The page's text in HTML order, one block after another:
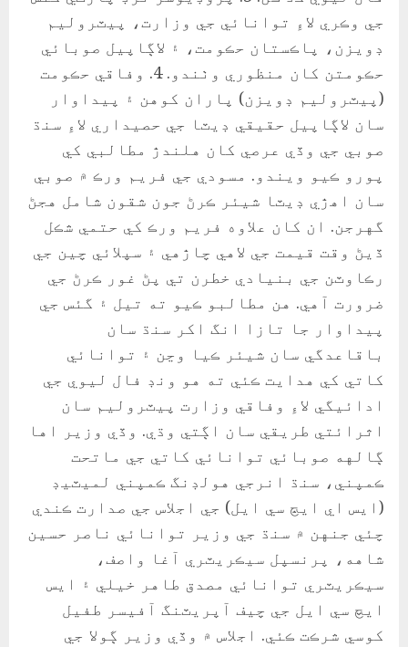
جي وڪري لاءِ توانائي جي وزارت، پيٽروليم
ڊويزن، پاڪستان حڪومت، ۽ لاڳاپيل صوبائي
حڪومتن کان منظوري وٺندو. 4. وفاقي حڪومت
(پيٽروليم ڊويزن) پاران کوهن ۽ پيداوار
سان لاڳاپيل حقيقي ڊيٽا جي حصيداري لاءِ سنڌ
صوبي جي وڏي عرصي کان هلندڙ مطالبي کي
پورو ڪيو ويندو. مسودي جي فريم ورڪ ۾ صوبي
سان اهڙي ڊيٽا شيئر ڪرڻ جون شقون شامل هجڻ
گهرجن. ان کان علاوه فريم ورڪ کي حتمي شڪل
ڏيڻ وقت قيمت جي لاهي چاڙهي ۽ سپلائي چين جي
رڪاوٽن جي بنيادي خطرن تي پڻ غور ڪرڻ جي
ضرورت آهي. هن مطالبو ڪيو ته تيل ۽ گئس جي
پيداوار جا تازا انگ اکر سنڌ سان
باقاعدگي سان شيئر ڪيا وڃن ۽ توانائي
کاتي کي هدايت ڪئي ته هو ونڊ فال ليوي جي
ادائيگي لاءِ وفاقي وزارت پيٽروليم سان
اثرائتي طريقي سان اڳتي وڌي. وڏي وزير اها
ڳالهه صوبائي توانائي کاتي جي ماتحت
ڪمپني، سنڌ انرجي هولڊنگ ڪمپني لميٽيڊ
(ايس اي ايڇ سي ايل) جي اجلاس جي صدارت ڪندي
چئي جنهن ۾ سنڌ جي وزير توانائي ناصر حسين
شاهه، پرنسپل سيڪريٽري آغا واصف،
سيڪريٽري توانائي مصدق طاهر خيلي ۽ ايس
ايچ سي ايل جي چيف آپريٽنگ آفيسر طفيل
کوسي شرڪت ڪئي. اجلاس ۾ وڏي وزير ڳولا جي